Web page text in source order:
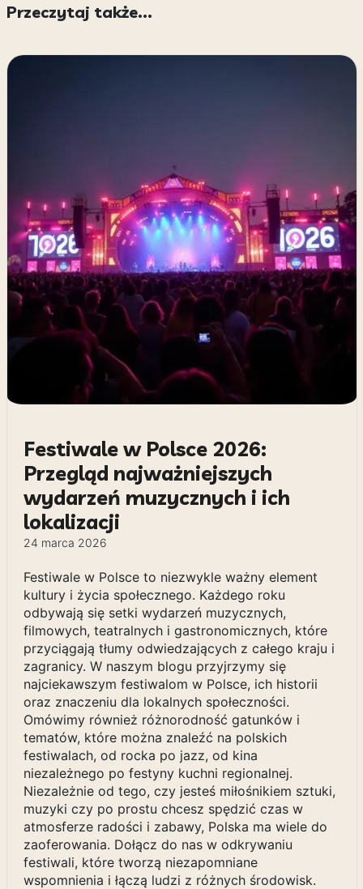
Przeczytaj także...
Festiwale w Polsce 2026:
Przegląd najważniejszych
wydarzeń muzycznych i ich
lokalizacji
24 marca 2026
Festiwale w Polsce to niezwykle ważny element
kultury i życia społecznego. Każdego roku
odbywają się setki wydarzeń muzycznych,
filmowych, teatralnych i gastronomicznych, które
przyciągają tłumy odwiedzających z całego kraju i
zagranicy. W naszym blogu przyjrzymy się
najciekawszym festiwalom w Polsce, ich historii
oraz znaczeniu dla lokalnych społeczności.
Omówimy również różnorodność gatunków i
tematów, które można znaleźć na polskich
festiwalach, od rocka po jazz, od kina
niezależnego po festyny kuchni regionalnej.
Niezależnie od tego, czy jesteś miłośnikiem sztuki,
muzyki czy po prostu chcesz spędzić czas w
atmosferze radości i zabawy, Polska ma wiele do
zaoferowania. Dołącz do nas w odkrywaniu
festiwali, które tworzą niezapomniane
wspomnienia i łączą ludzi z różnych środowisk.